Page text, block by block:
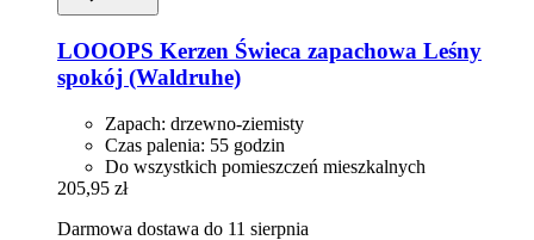
LOOOPS Kerzen Świeca zapachowa Leśny
spokój (Waldruhe)
Zapach: drzewno-ziemisty
Czas palenia: 55 godzin
Do wszystkich pomieszczeń mieszkalnych
205,95 zł
Darmowa dostawa do 11 sierpnia